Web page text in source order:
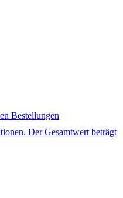
Bestellungen
Der Gesamtwert beträgt